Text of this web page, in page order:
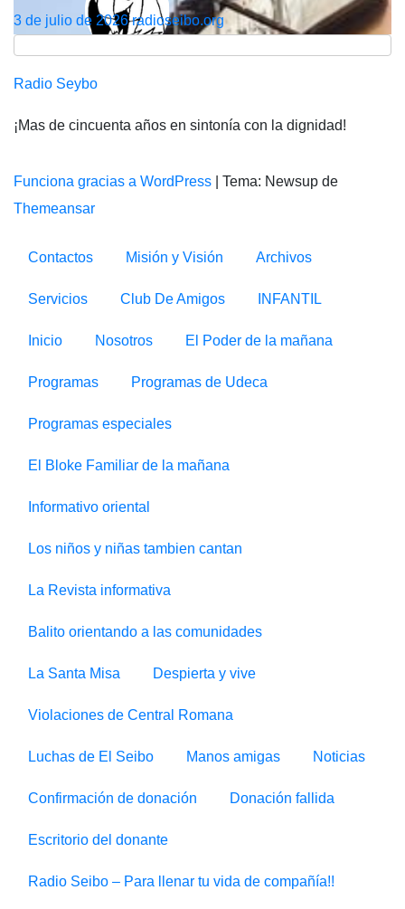
3 de julio de 2026radioseibo.org
Radio Seybo
¡Mas de cincuenta años en sintonía con la dignidad!
Funciona gracias a WordPress
Tema: Newsup de
Themeansar
Contactos Misión y Visión Archivos
Servicios Club De Amigos INFANTIL
Inicio Nosotros El Poder de la mañana
Programas Programas de Udeca
Programas especiales
El Bloke Familiar de la mañana
Informativo oriental
Los niños y niñas tambien cantan
La Revista informativa
Balito orientando a las comunidades
La Santa Misa Despierta y vive
Violaciones de Central Romana
Luchas de El Seibo Manos amigas Noticias
Confirmación de donación Donación fallida
Escritorio del donante
Radio Seibo – Para llenar tu vida de compañía!!